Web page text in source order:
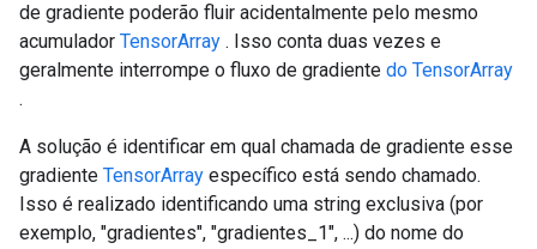
de gradiente poderão fluir acidentalmente pelo mesmo
acumulador TensorArray . Isso conta duas vezes e
geralmente interrompe o fluxo de gradiente do TensorArray
.
A solução é identificar em qual chamada de gradiente esse
gradiente TensorArray específico está sendo chamado.
Isso é realizado identificando uma string exclusiva (por
exemplo, "gradientes", "gradientes_1", ...) do nome do